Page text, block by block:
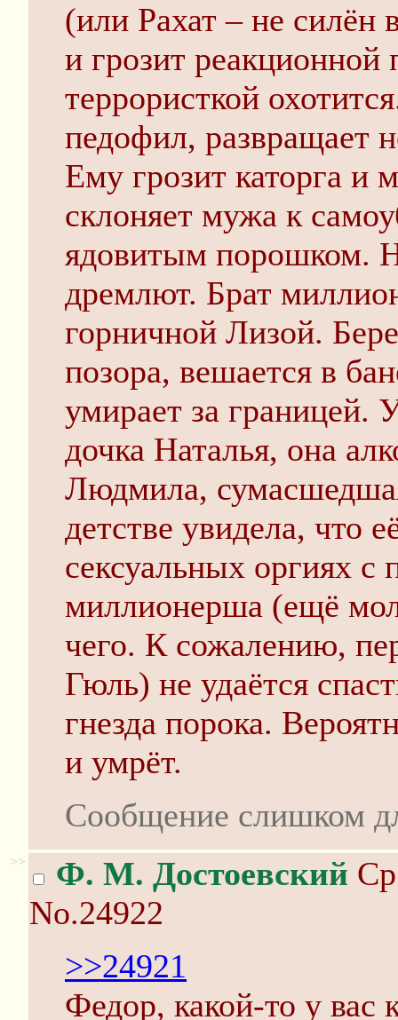
(или Рахат – не силён
и грозит реакционной
террористкой
педофил, развращает
Ему грозит каторга и
склоняет мужа к
ядовитым порошком.
дремлют. Брат
горничной Лизой.
позора, вешается в
умирает за
дочка Наталья, она
Людмила,
детстве увидела, что
сексуальных оргиях
миллионерша (ещё
чего. К сожалению,
Гюль) не удаётся
гнезда порока.
и умрёт.
Сообщение слишком
>> Ф. М. Достоевский
No.24922
>>24921
Федор, какой-то у вас